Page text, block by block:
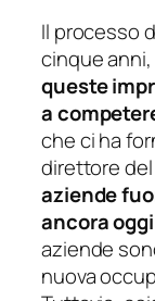
Il processo
cinque anni,
queste
a
che ci ha
direttore
aziende
ancora
aziende
nuova